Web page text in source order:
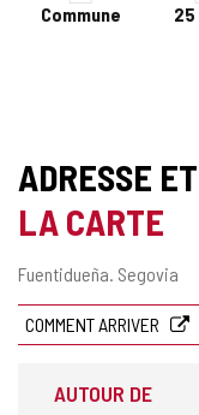
Commune 25
ADRESSE ET
LA CARTE
Adresse
Fuentidueña. Segovia
COMMENT ARRIVER
AUTOUR DE